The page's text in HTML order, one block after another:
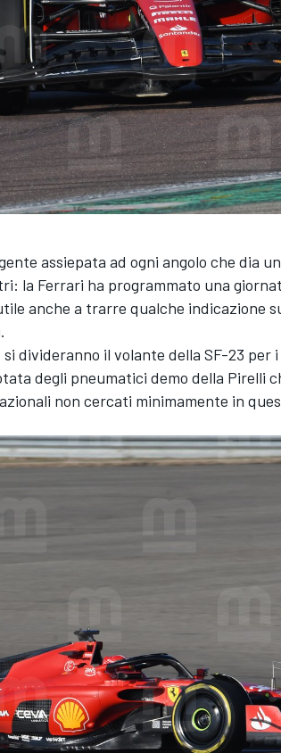
assiepata ad ogni angolo che dia
la Ferrari ha programmato una
anche a trarre qualche indicazione
divideranno il volante della SF-23 per
degli pneumatici demo della Pirelli
non cercati minimamente in